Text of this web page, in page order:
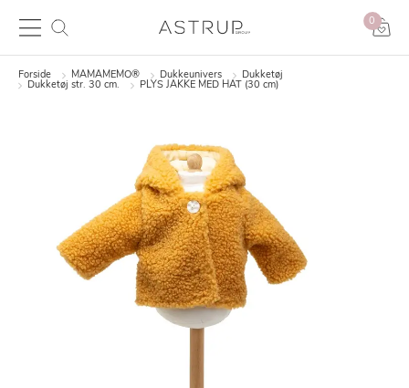
0
Forside MAMAMEMO® Dukkeunivers
Dukketøj
Dukketøj str. 30 cm.
PLYS JAKKE MED HAT (30 cm)